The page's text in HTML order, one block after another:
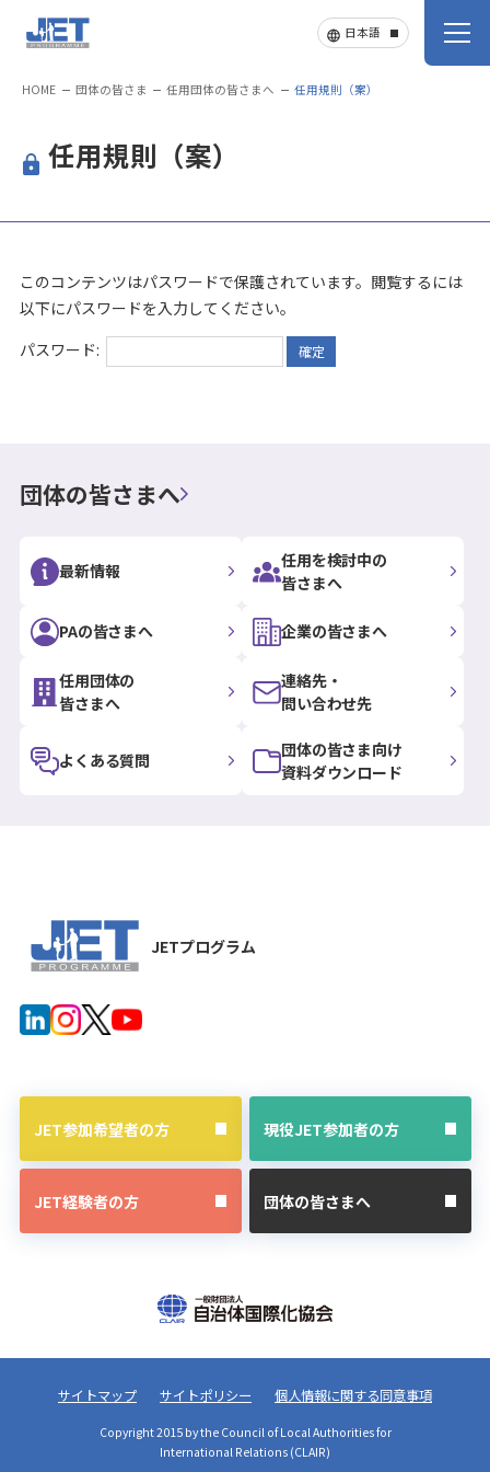
HOME 団体の皆さま 任用団体の皆さまへ 任用規則（案）
任用規則（案）
このコンテンツはパスワードで保護されています。閲覧するには
以下にパスワードを入力してください。
パスワード:
団体の皆さまへ
最新情報
任用を検討中の
皆さまへ
PAの皆さまへ 企業の皆さまへ
任用団体の
皆さまへ
連絡先・
問い合わせ先
よくある質問
団体の皆さま向け
資料ダウンロード
JETプログラム
JET参加希望者の方 現役JET参加者の方
JET経験者の方 団体の皆さまへ
サイトマップ サイトポリシー 個人情報に関する同意事項
Copyright 2015 by the Council of Local Authorities for
International Relations (CLAIR)